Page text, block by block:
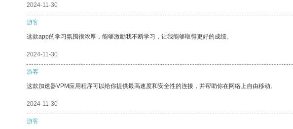
2024-11-30
游客
这款app的学习氛围很浓厚，能够激励我不断学习，让我能够取得更好的成绩。
2024-11-30
游客
这款加速器VPM应用程序可以给你提供最高速度和安全性的连接，并帮助你在网络上自由移动。
2024-11-30
游客